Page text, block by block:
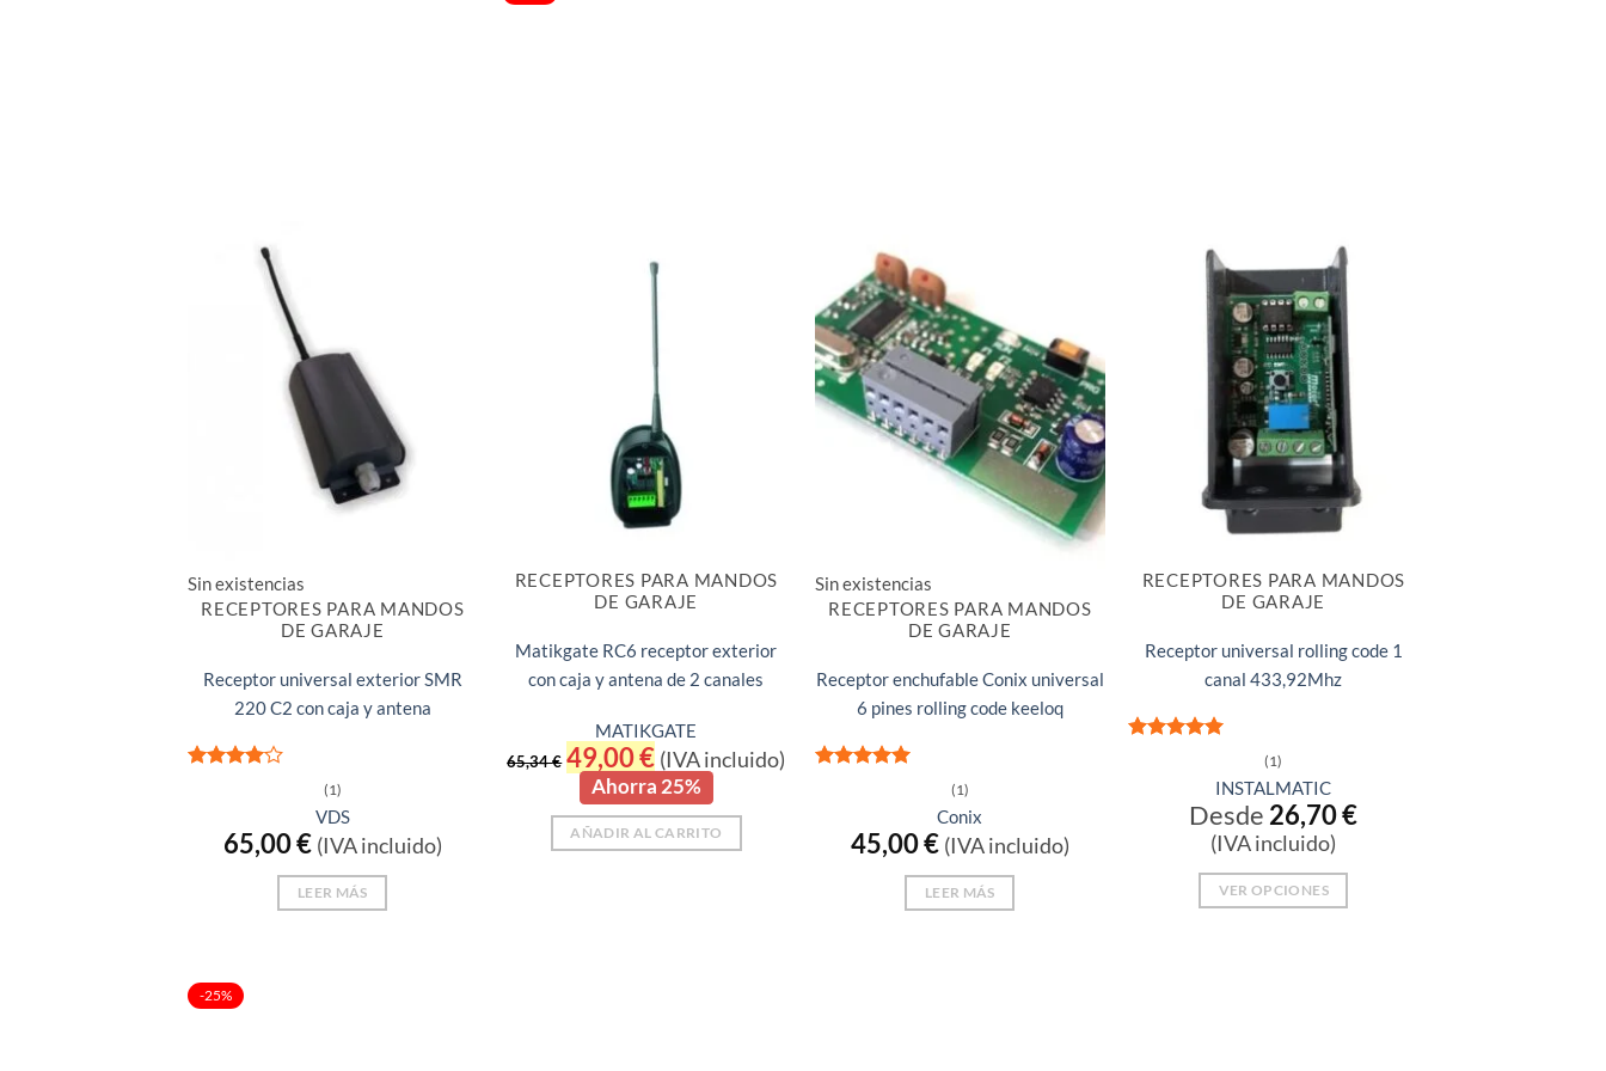
Sin existencias
RECEPTORES PARA MANDOS
DE GARAJE
Receptor universal exterior SMR
220 C2 con caja y antena
(1)
VDS
65,00€ (IVA incluido)
LEER MÁS
RECEPTORES PARA MANDOS
DE GARAJE
Matikgate RC6 receptor exterior
con caja y antena de 2 canales
MATIKGATE
65,34€ El
precio
original
era:
65,34 €.
49,00€El
precio
actual
es:
49,00 €.
(IVA incluido)
Ahorra 25%
AÑADIR AL CARRITO
Sin existencias
RECEPTORES PARA MANDOS
DE GARAJE
Receptor enchufable Conix universal
6 pines rolling code keeloq
(1)
Conix
45,00€ (IVA incluido)
LEER MÁS
RECEPTORES PARA MANDOS
DE GARAJE
Receptor universal rolling code 1
canal 433,92Mhz
(1)
INSTALMATIC
Desde 26,70€
(IVA incluido)
VER OPCIONES
-25%